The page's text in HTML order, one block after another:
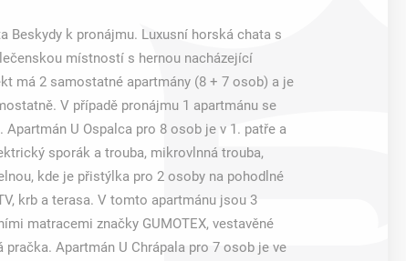
Beskydy k pronájmu. Luxusní horská chata s
místností s hernou nacházející
má 2 samostatné apartmány (8 + 7 osob) a je
V případě pronájmu 1 apartmánu se
U Ospalca pro 8 osob je v 1. patře a
sporák a trouba, mikrovlnná trouba,
kde je přistýlka pro 2 osoby na pohodlné
krb a terasa. V tomto apartmánu jsou 3
matracemi značky GUMOTEX, vestavěné
Apartmán U Chrápala pro 7 osob je ve